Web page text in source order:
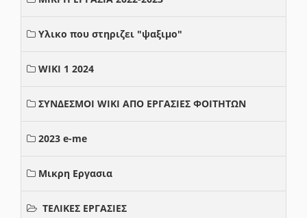
Υλικο που στηριζει "ψαξιμο"
WIKI 1 2024
ΣΥΝΔΕΣΜΟΙ WIKI ΑΠΟ ΕΡΓΑΣΙΕΣ ΦΟΙΤΗΤΩΝ
2023 e-me
Μικρη Εργασια
ΤΕΛΙΚΕΣ ΕΡΓΑΣΙΕΣ